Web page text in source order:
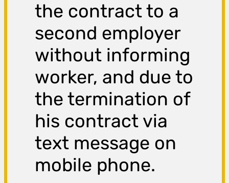
the contract to a
second employer
without informing
worker, and due to
the termination of
his contract via
text message on
mobile phone.